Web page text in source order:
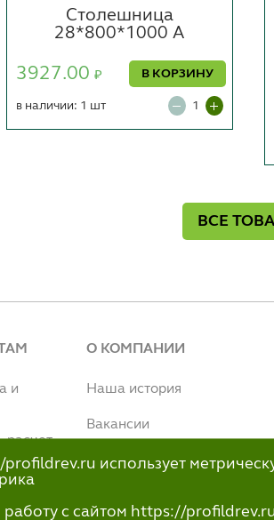
Столешница
28*800*1000 А
3927.00 ₽ В КОРЗИНУ
в наличии: 1 шт
ВСЕ
и
расчет
ш.,
О КОМПАНИИ
Наша история
Вакансии
Наше производство
использует
с сайтом https://